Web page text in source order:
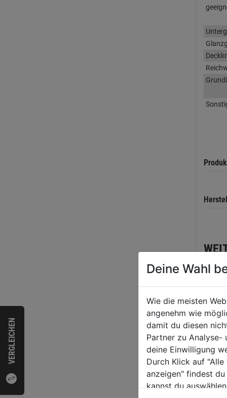
VERGLEICHEN
Deine Wahl
Wie die meisten
angenehm wie
damit du diesen
Partner zu Analyse-
deine Einwilligung
Durch Klick auf
anzeigen" findest
kannst du